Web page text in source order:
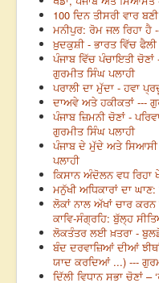
100 ਦਿਨ ਤੀਸਰੀ ਵਾਰ
ਮਨੀਪੁਰ: ਰੋਮ ਜਲ ਰਿਹਾ ਹੈ
ਖ਼ੁਦਕੁਸ਼ੀ - ਭਾਰਤ ਵਿੱਚ
ਪੰਜਾਬ ਵਿੱਚ ਪੰਚਾਇਤੀ
ਗੁਰਮੀਤ ਸਿੰਘ ਪਲਾਹੀ
ਪਰਾਲੀ ਦਾ ਮੁੱਦਾ - ਹਵਾ
ਦਾਅਵੇ ਅਤੇ ਹਕੀਕਤਾਂ ---
ਪੰਜਾਬ ਜ਼ਿਮਨੀ ਚੋਣਾਂ -
ਗੁਰਮੀਤ ਸਿੰਘ ਪਲਾਹੀ
ਪੰਜਾਬ ਦੇ ਮੁੱਦੇ ਅਤੇ ਸਿਆਸੀ
ਪਲਾਹੀ
ਕਿਸਾਨ ਅੰਦੋਲਨ ਵਧ ਰਿਹਾ
ਮਨੁੱਖੀ ਅਧਿਕਾਰਾਂ ਦਾ
ਲੋਕਾਂ ਨਾਲ ਅੱਖਾਂ ਚਾਰ
ਕਾਵਿ-ਸੰਗ੍ਰਹਿ: ਬੁੱਲ੍ਹ
ਲੋਕਤੰਤਰ ਲਈ ਖ਼ਤਰਾ -
ਬੰਦ ਦਰਵਾਜ਼ਿਆਂ ਦੀਆਂ
ਯਾਦ ਕਰਦਿਆਂ ...) ---
ਦਿੱਲੀ ਵਿਧਾਨ ਸਭਾ ਚੋਣਾਂ –